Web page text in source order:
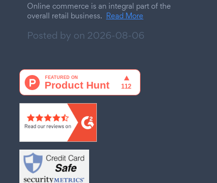
Online commerce is an integral part of the
overall retail business. Read More
Posted by on 2026-08-06